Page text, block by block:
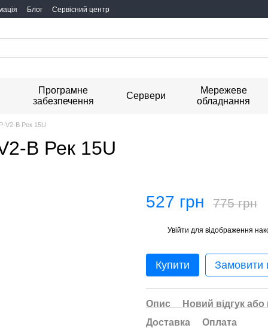
Блог Сервісний центр
Програмне
забезпечення
Сервери
Мережеве
обладнання
V2-B Рек 15U
B Рек 15U
527 грн 775 грн
Увійти для відображення
Купити Замовити
Опис
Новий відгук
Доставка
Оплата